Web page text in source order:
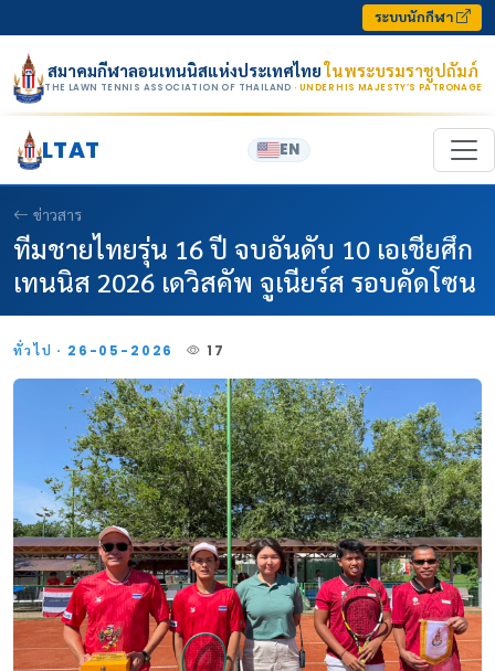
ระบบนักกีฬา
สมาคมกีฬาลอนเทนนิสแห่งประเทศไทยในพระบรมราชูปถัมภ์
THE LAWN TENNIS ASSOCIATION OF THAILAND · UNDER HIS MAJESTY’S PATRONAGE
LTAT EN
ข่าวสาร
ทีมชายไทยรุ่น 16 ปี จบอันดับ 10 เอเชียศึก
เทนนิส 2026 เดวิสคัพ จูเนียร์ส รอบคัดโซน
ทั่วไป · 26-05-2026 17